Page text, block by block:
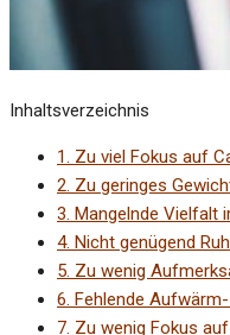
Inhaltsverzeichnis
1. Zu viel Fokus auf
2. Zu geringes
3. Mangelnde Vielfalt
4. Nicht genügend
5. Zu wenig
6. Fehlende
7. Zu wenig Fokus